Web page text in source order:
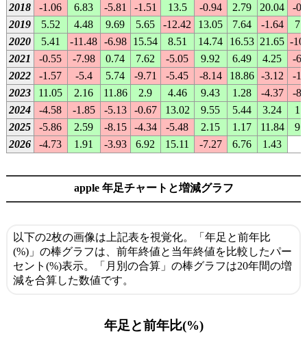
2018
-1.06 6.83 -5.81 -1.51 13.5 -0.94 2.79 20.04
-
2019
5.52 4.48 9.69 5.65 -12.42 13.05 7.64 -1.64
2020
5.41 -11.48 -6.98 15.54 8.51 14.74 16.53 21.65 -
2021
-0.55 -7.98 0.74 7.62 -5.05 9.92 6.49 4.25
-
2022
-1.57 -5.4 5.74 -9.71 -5.45 -8.14 18.86 -3.12
-
2023
11.05 2.16 11.86 2.9 4.46 9.43 1.28 -4.37
-
2024
-4.58 -1.85 -5.13 -0.67 13.02 9.55 5.44 3.24
2025
-5.86 2.59 -8.15 -4.34 -5.48 2.15 1.17 11.84
2026
-4.73 1.91 -3.93 6.92 15.11 -7.27 6.76 1.43
apple 年足チャートと増減グラフ
以下の2枚の画像は上記表を視覚化。「年足と前年比
(%)」の棒グラフは、前年終値と当年終値を比較したパー
セント(%)表示。「月別の合算」の棒グラフは20年間の増
減を合算した数値です。
年足と前年比(%)